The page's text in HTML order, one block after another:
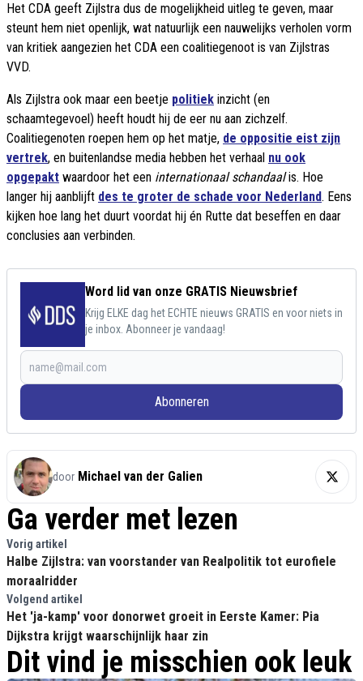
Het CDA geeft Zijlstra dus de mogelijkheid uitleg te geven, maar
steunt hem niet openlijk, wat natuurlijk een nauwelijks verholen vorm
van kritiek aangezien het CDA een coalitiegenoot is van Zijlstras
VVD.
Als Zijlstra ook maar een beetje politiek inzicht (en
schaamtegevoel) heeft houdt hij de eer nu aan zichzelf.
Coalitiegenoten roepen hem op het matje, de oppositie eist zijn
vertrek, en buitenlandse media hebben het verhaal nu ook
opgepakt waardoor het een internationaal schandaalis. Hoe
langer hij aanblijft des te groter de schade voor Nederland. Eens
kijken hoe lang het duurt voordat hij én Rutte dat beseffen en daar
conclusies aan verbinden.
Word lid van onze GRATIS Nieuwsbrief
Krijg ELKE dag het ECHTE nieuws GRATIS en voor niets in
je inbox. Abonneer je vandaag!
Abonneren
door Michael van der Galien
Ga verder met lezen
Vorig artikel
Halbe Zijlstra: van voorstander van Realpolitik tot eurofiele
moraalridder
Volgend artikel
Het 'ja-kamp' voor donorwet groeit in Eerste Kamer: Pia
Dijkstra krijgt waarschijnlijk haar zin
Dit vind je misschien ook leuk